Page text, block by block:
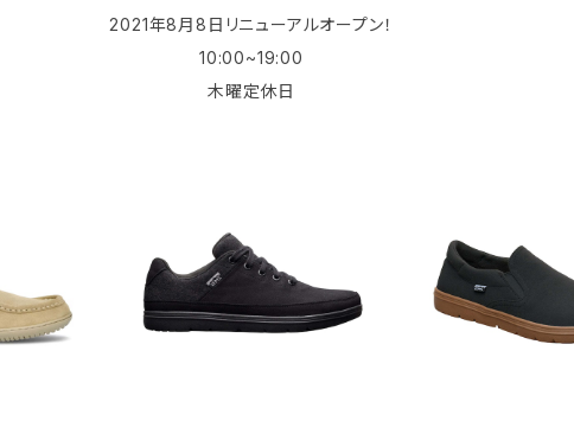
2021年8月8日リニューアルオープン！
10:00~19:00
木曜定休日